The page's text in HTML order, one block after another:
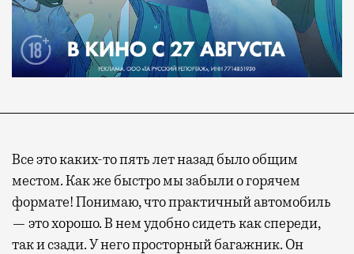
Все это каких-то пять лет назад было общим
местом. Как же быстро мы забыли о горячем
формате! Понимаю, что практичный автомобиль
— это хорошо. В нем удобно сидеть как спереди,
так и сзади. У него просторный багажник. Он